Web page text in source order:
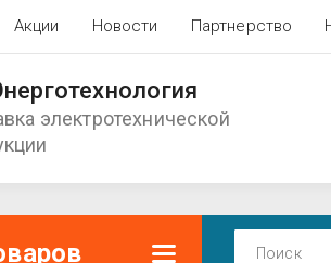
Акции Новости Партнерство
электротехнической